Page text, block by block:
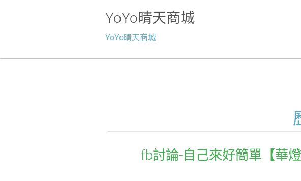
YoYo晴天商城
YoYo晴天商城
fb討論-自己來好簡單【華